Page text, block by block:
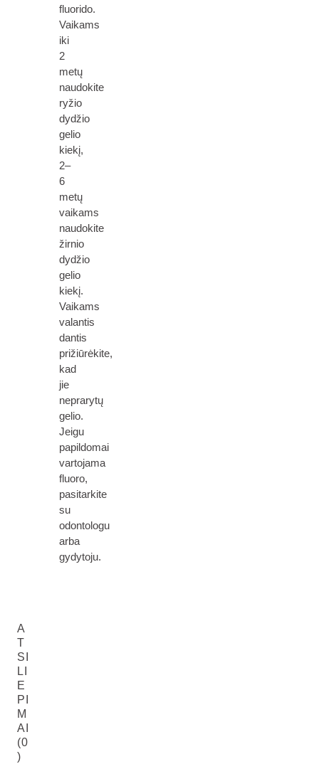
fluorido.
Vaikams
iki
2
metų
naudokite
ryžio
dydžio
gelio
kiekį,
2–
6
metų
vaikams
naudokite
žirnio
dydžio
gelio
kiekį.
Vaikams
valantis
dantis
prižiūrėkite,
kad
jie
neprarytų
gelio.
Jeigu
papildomai
vartojama
fluoro,
pasitarkite
su
odontologu
arba
gydytoju.
A
T
SI
LI
E
PI
M
AI
(0
)